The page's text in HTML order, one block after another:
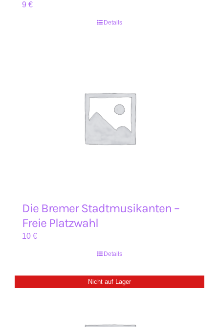
9 €
Details
Die Bremer Stadtmusikanten –
Freie Platzwahl
10 €
Details
Nicht auf Lager